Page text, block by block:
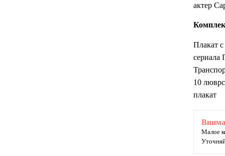
актер
Плакат
сериала
10
плакат
Малое